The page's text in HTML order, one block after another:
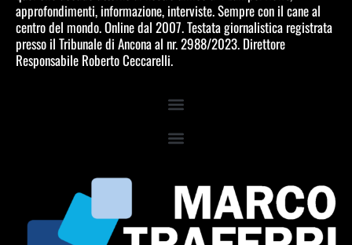
approfondimenti, informazione, interviste. Sempre con il cane al
centro del mondo. Online dal 2007. Testata giornalistica registrata
presso il Tribunale di Ancona al nr. 2988/2023. Direttore
Responsabile Roberto Ceccarelli.